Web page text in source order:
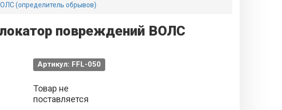
(определитель обрывов)
повреждений ВОЛС
Артикул: FFL-050
Товар не
поставляется